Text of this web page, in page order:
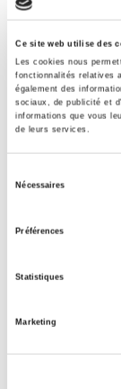
Ce site web utilise des
Les cookies nous
fonctionnalités relatives
également des
sociaux, de publicité et
informations que vous
de leurs services.
Nécessaires
Préférences
Statistiques
Marketing
Rome,
La